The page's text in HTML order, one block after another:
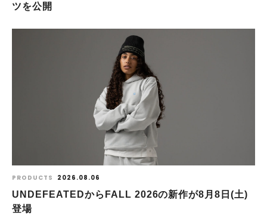
ツを公開
PRODUCTS 2026.08.06
UNDEFEATEDからFALL 2026の新作が8⽉8⽇(⼟)
登場